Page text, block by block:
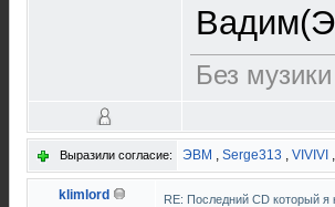
Без
Выразили согласие: ЭВМ , Serge313 , VIVIVI ,
klimlord RE: Последний CD который я